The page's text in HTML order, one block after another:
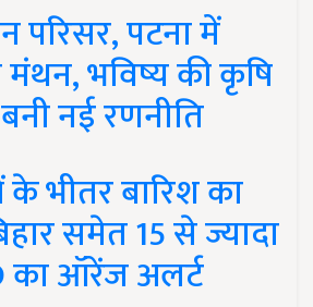
परिसर, पटना में
मंथन, भविष्य की कृषि
नई रणनीति
भीतर बारिश का
समेत 15 से ज्यादा
का ऑरेंज अलर्ट